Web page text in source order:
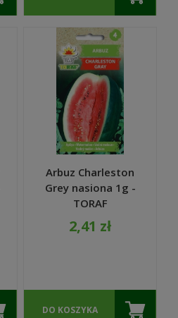
Arbuz Charleston
Grey nasiona 1g -
TORAF
2,41 zł
DO KOSZYKA